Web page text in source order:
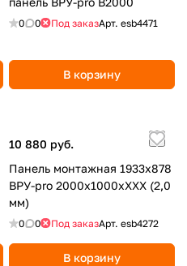
0 0 Под заказАрт. esb4471
В корзину
10 880 руб.
Панель монтажная 1933х878
ВРУ-pro 2000х1000хХХХ (2,0
мм)
0 0 Под заказАрт. esb4272
В корзину